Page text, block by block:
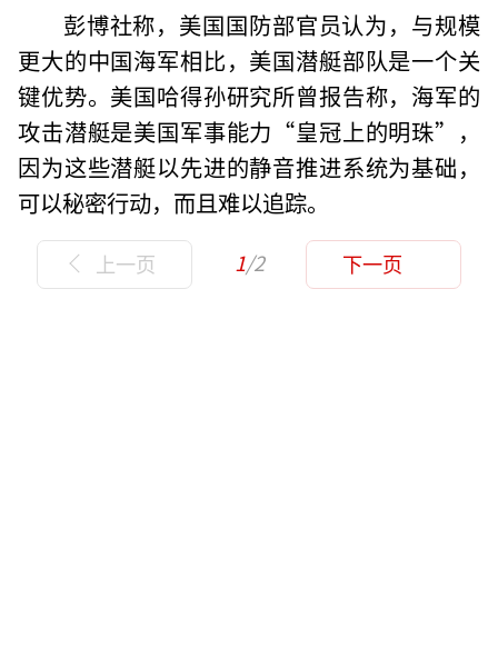
彭博社称，美国国防部官员认为，与规模
更大的中国海军相比，美国潜艇部队是一个关
键优势。美国哈得孙研究所曾报告称，海军的
攻击潜艇是美国军事能力“皇冠上的明珠”，
因为这些潜艇以先进的静音推进系统为基础，
可以秘密行动，而且难以追踪。
上一页 1/2 下一页